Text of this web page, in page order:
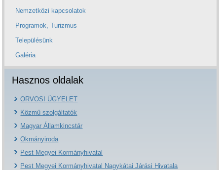
Nemzetközi kapcsolatok
Programok, Turizmus
Településünk
Galéria
Hasznos oldalak
ORVOSI ÜGYELET
Közmű szolgáltatók
Magyar Államkincstár
Okmányiroda
Pest Megyei Kormányhivatal
Pest Megyei Kormányhivatal Nagykátai Járási Hivatala